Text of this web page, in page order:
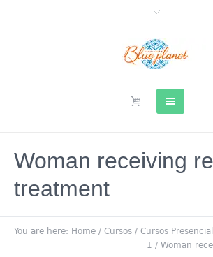
Woman receiving
treatment
You are here: Home / Cursos / Cursos
1 / Woman